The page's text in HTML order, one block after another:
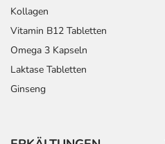
Kollagen
Vitamin B12 Tabletten
Omega 3 Kapseln
Laktase Tabletten
Ginseng